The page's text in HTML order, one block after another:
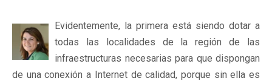
Evidentemente, la primera está siendo dotar a
todas las localidades de la región de las
infraestructuras necesarias para que dispongan
de una conexión a Internet de calidad, porque sin ella es